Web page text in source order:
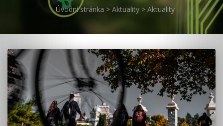
Úvodní stránka > Aktuality > Aktuality